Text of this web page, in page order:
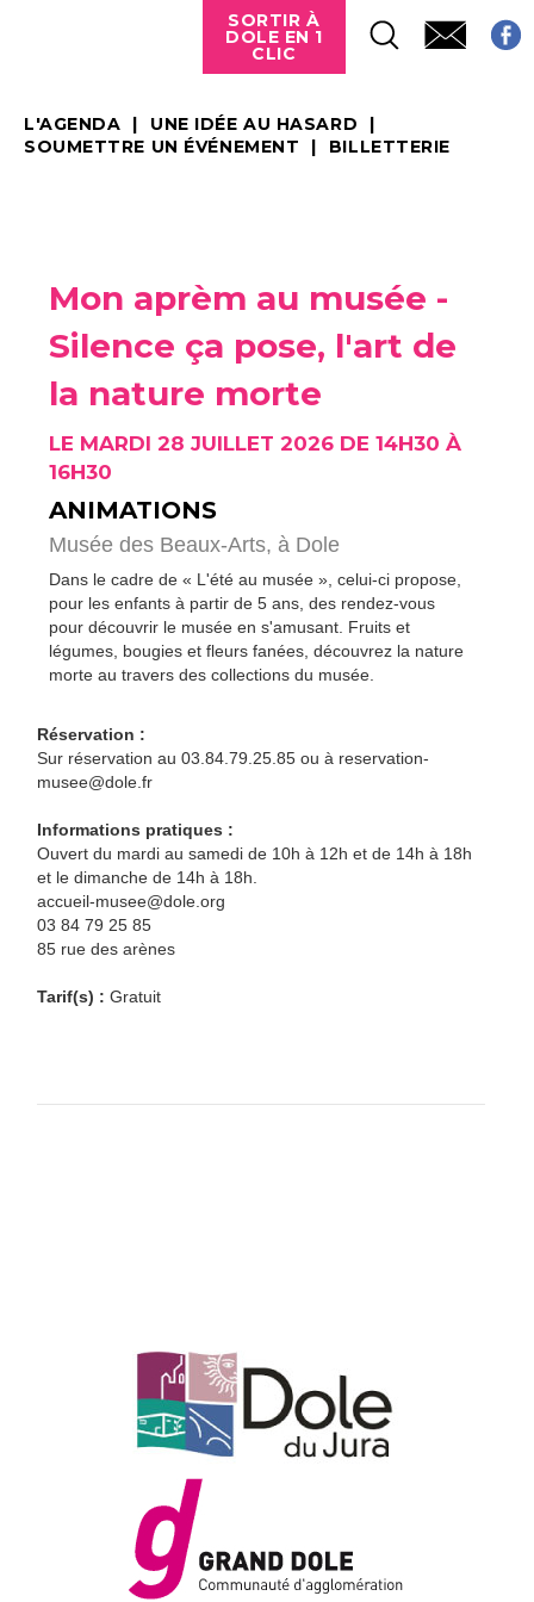
SORTIR À
DOLE EN 1
CLIC
L'AGENDA
UNE IDÉE AU HASARD
SOUMETTRE UN ÉVÉNEMENT
BILLETTERIE
Mon aprèm au musée -
Silence ça pose, l'art de
la nature morte
LE MARDI 28 JUILLET 2026 DE 14H30 À
16H30
ANIMATIONS
Musée des Beaux-Arts, à Dole
Dans le cadre de « L'été au musée », celui-ci propose,
pour les enfants à partir de 5 ans, des rendez-vous
pour découvrir le musée en s'amusant. Fruits et
légumes, bougies et fleurs fanées, découvrez la nature
morte au travers des collections du musée.
Réservation :
Sur réservation au 03.84.79.25.85 ou à reservation-
musee@dole.fr
Informations pratiques :
Ouvert du mardi au samedi de 10h à 12h et de 14h à 18h
et le dimanche de 14h à 18h.
accueil-musee@dole.org
03 84 79 25 85
85 rue des arènes
Tarif(s) : Gratuit